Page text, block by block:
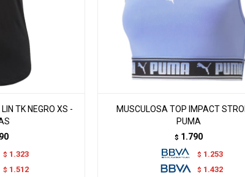
TK NEGRO XS -
$ 1.323
$ 1.512
MUSCULOSA TOP IMPACT
PUMA
$ 1.790
$ 1.253
$ 1.432